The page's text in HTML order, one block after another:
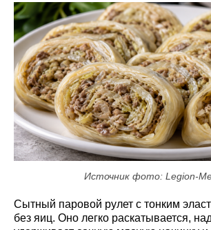
Источник фото: Legion-
Сытный паровой рулет с тонким
без яиц. Оно легко раскатывается,